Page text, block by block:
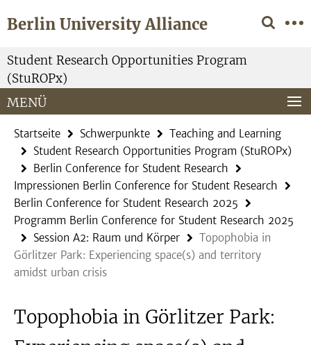
direkt
Inhalt
Berlin University Alliance
Service-
Navigation
Student Research Opportunities Program
(StuROPx)
MENÜ
Startseite Schwerpunkte
Teaching and Learning
Student Research Opportunities Program (StuROPx)
Berlin Conference for Student Research
Impressionen Berlin Conference for Student Research
Berlin Conference for Student Research 2025
Programm Berlin Conference for Student Research 2025
Session A2: Raum und Körper
Topophobia in
Görlitzer Park: Experiencing space(s) and territory
amidst urban crisis
Topophobia in Görlitzer Park: